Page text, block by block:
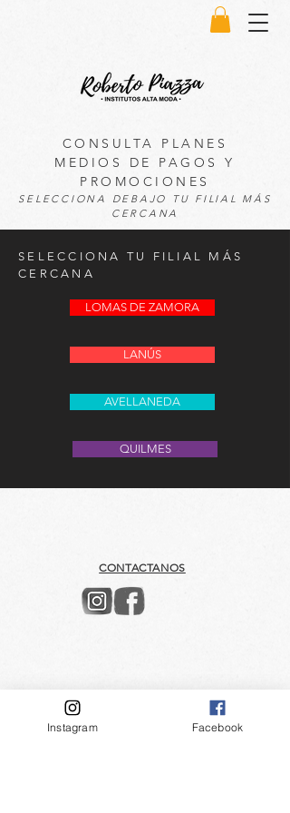
CONSULTA PLANES
MEDIOS DE PAGOS Y
PROMOCIONES
SELECCIONA DEBAJO TU FILIAL MÁS
CERCANA
SELECCIONA TU FILIAL MÁS
CERCANA
LOMAS DE ZAMORA
LANÚS
AVELLANEDA
QUILMES
CONTACTANOS
Instagram Facebook